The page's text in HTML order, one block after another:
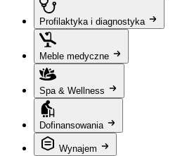
Profilaktyka i diagnostyka
Meble medyczne
Spa & Wellness
Dofinansowania
Wynajem